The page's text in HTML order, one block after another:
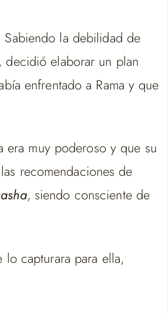
Sabiendo la debilidad de
decidió elaborar un plan
enfrentado a Rama y que
era muy poderoso y que su
recomendaciones de
, siendo consciente de
capturara para ella,